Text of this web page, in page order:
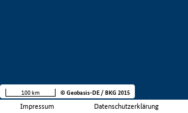
Impressum Datenschutzerklärung
100 km © Geobasis-DE / BKG 2015